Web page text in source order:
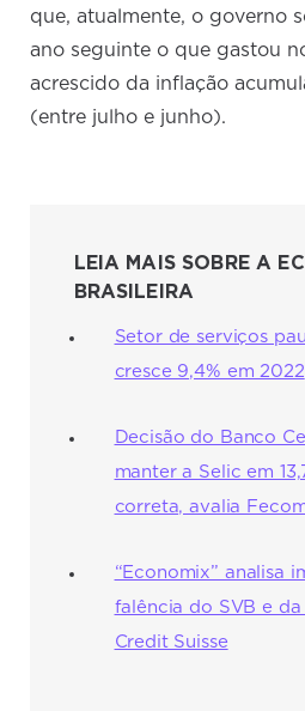
que, atualmente, o governo
ano seguinte o que gastou
acrescido da inflação
(entre julho e junho).
LEIA MAIS SOBRE A
BRASILEIRA
Setor de serviços
cresce 9,4% em 2022
Decisão do Banco
manter a Selic em
correta, avalia
“Economix” analisa
falência do SVB e da
Credit Suisse